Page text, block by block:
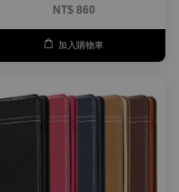
NT$ 860
加入購物車